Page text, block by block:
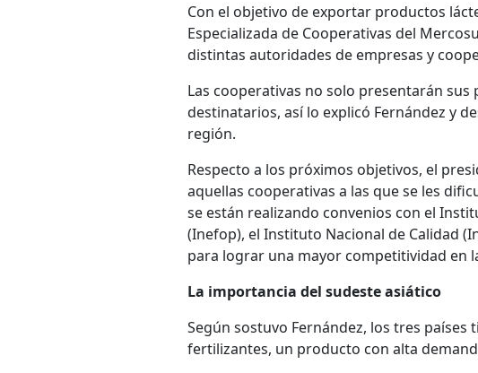
Con el objetivo de exportar productos
Especializada de Cooperativas del
distintas autoridades de empresas y
Las cooperativas no solo presentarán
destinatarios, así lo explicó Fernández y
región.
Respecto a los próximos objetivos, el
aquellas cooperativas a las que se les
se están realizando convenios con el
(Inefop), el Instituto Nacional de Calidad
para lograr una mayor competitividad en
La importancia del sudeste asiático
Según sostuvo Fernández, los tres
fertilizantes, un producto con alta